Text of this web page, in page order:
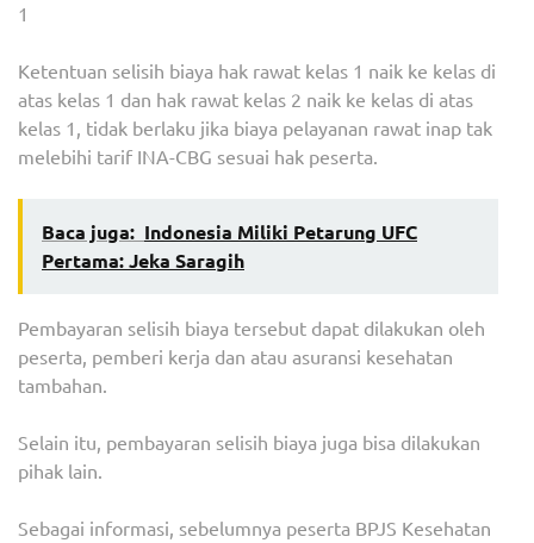
1
Ketentuan selisih biaya hak rawat kelas 1 naik ke kelas di
atas kelas 1 dan hak rawat kelas 2 naik ke kelas di atas
kelas 1, tidak berlaku jika biaya pelayanan rawat inap tak
melebihi tarif INA-CBG sesuai hak peserta.
Baca juga: Indonesia Miliki Petarung UFC
Pertama: Jeka Saragih
Pembayaran selisih biaya tersebut dapat dilakukan oleh
peserta, pemberi kerja dan atau asuransi kesehatan
tambahan.
Selain itu, pembayaran selisih biaya juga bisa dilakukan
pihak lain.
Sebagai informasi, sebelumnya peserta BPJS Kesehatan